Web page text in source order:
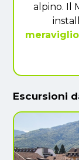
alpino. Il
Escursioni